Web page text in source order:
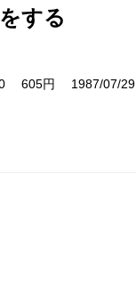
する
0 605円 1987/07/29